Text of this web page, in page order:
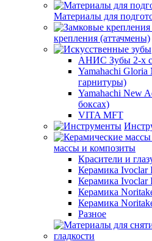
Материалы для
крепления (аттачмены)
АНИС Зубы 2-х
Yamahachi
гарнитуры)
Yamahachi New
боксах)
VITA MFT
массы и композиты
Красители и
Керамика Ivoclar
Керамика Ivoclar
Керамика
Керамика
Разное